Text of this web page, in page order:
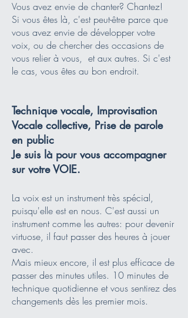
Vous avez envie de chanter? Chantez!
Si vous êtes là, c'est peut-être parce que
vous avez envie de développer votre
voix, ou de chercher des occasions de
vous relier à vous, et aux autres. Si c'est
le cas, vous êtes au bon endroit.
Technique vocale, Improvisation
Vocale collective, Prise de parole
en public
Je suis là pour vous accompagner
sur votre VOIE.
La voix est un instrument très spécial,
puisqu'elle est en nous. C'est aussi un
instrument comme les autres: pour devenir
virtuose, il faut passer des heures à jouer
avec.
Mais mieux encore, il est plus efficace de
passer des minutes utiles. 10 minutes de
technique quotidienne et vous sentirez des
changements dès les premier mois.